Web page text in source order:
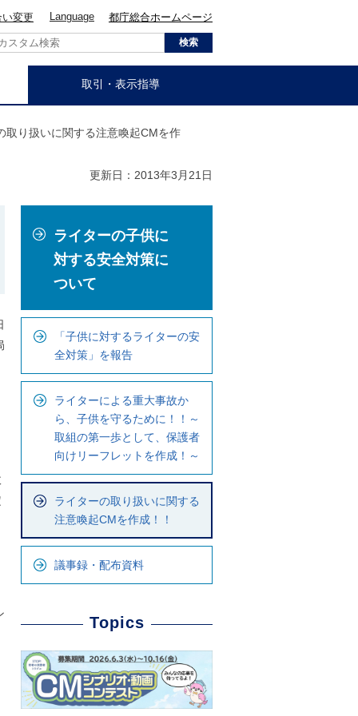
変更 Language 都庁総合ホームページ
取引・表示指導
取り扱いに関する注意喚起CMを作
更新日：2013年3月21日
ー
ナ
ライターの子供に
対する安全対策に
ついて
「子供に対するライターの安
全対策」を報告
ライターによる重大事故か
ら、子供を守るために！！～
取組の第一歩として、保護者
向けリーフレットを作成！～
ライターの取り扱いに関する
注意喚起CMを作成！！
議事録・配布資料
Topics